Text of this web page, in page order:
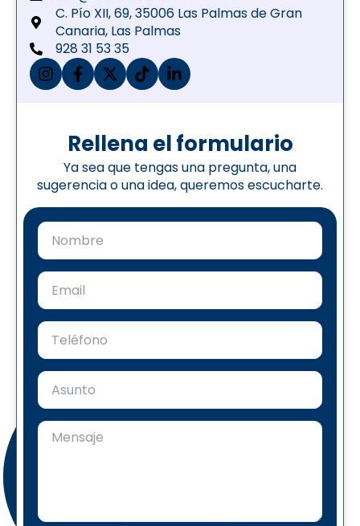
C. Pío XII, 69, 35006 Las Palmas de Gran
Canaria, Las Palmas
928 31 53 35
instagram
facebook
x tiktoklinkedin
Rellena el formulario
Ya sea que tengas una pregunta, una
sugerencia o una idea, queremos escucharte.